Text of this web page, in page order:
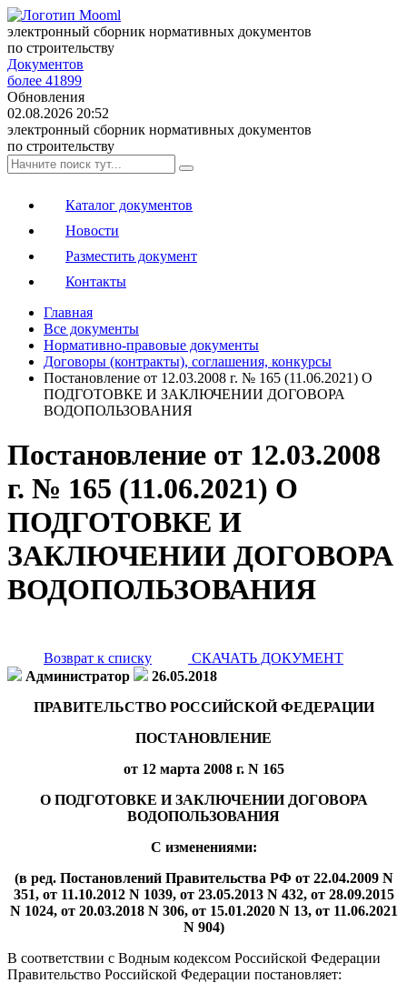
электронный сборник нормативных документов
по строительству
Документов
более 41899
Обновления
02.08.2026 20:52
электронный сборник нормативных документов
по строительству
Каталог документов
Новости
Разместить документ
Контакты
Главная
Все документы
Нормативно-правовые документы
Договоры (контракты), соглашения, конкурсы
Постановление от 12.03.2008 г. № 165 (11.06.2021) О
ПОДГОТОВКЕ И ЗАКЛЮЧЕНИИ ДОГОВОРА
ВОДОПОЛЬЗОВАНИЯ
Постановление от 12.03.2008
г. № 165 (11.06.2021) О
ПОДГОТОВКЕ И
ЗАКЛЮЧЕНИИ ДОГОВОРА
ВОДОПОЛЬЗОВАНИЯ
Возврат к списку
СКАЧАТЬ ДОКУМЕНТ
Администратор
26.05.2018
ПРАВИТЕЛЬСТВО РОССИЙСКОЙ ФЕДЕРАЦИИ
ПОСТАНОВЛЕНИЕ
от 12 марта 2008 г. N 165
О ПОДГОТОВКЕ И ЗАКЛЮЧЕНИИ ДОГОВОРА
ВОДОПОЛЬЗОВАНИЯ
С изменениями:
(в ред. Постановлений Правительства РФ от 22.04.2009 N
351, от 11.10.2012 N 1039, от 23.05.2013 N 432, от 28.09.2015
N 1024, от 20.03.2018 N 306, от 15.01.2020 N 13, от 11.06.2021
N 904)
В соответствии с Водным кодексом Российской Федерации
Правительство Российской Федерации постановляет: